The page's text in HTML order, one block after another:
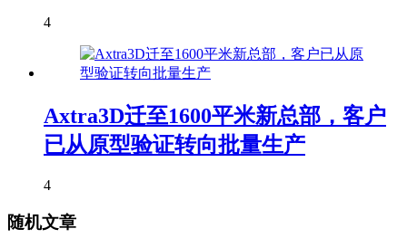
4
Axtra3D迁至1600平米新总部，客户
已从原型验证转向批量生产
4
随机文章